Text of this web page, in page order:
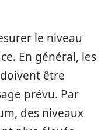
le niveau
En général, les
être
prévu. Par
des niveaux